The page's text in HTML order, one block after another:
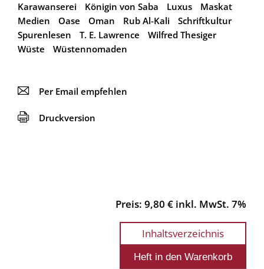
Karawanserei
Königin von Saba Luxus
Maskat
Medien
Oase Oman Rub Al-Kali
Schriftkultur
Spurenlesen
T. E. Lawrence
Wilfred Thesiger
Wüste
Wüstennomaden
📧 Per Email empfehlen
🖨 Druckversion
Preis: 9,80 € inkl. MwSt. 7%
Inhaltsverzeichnis